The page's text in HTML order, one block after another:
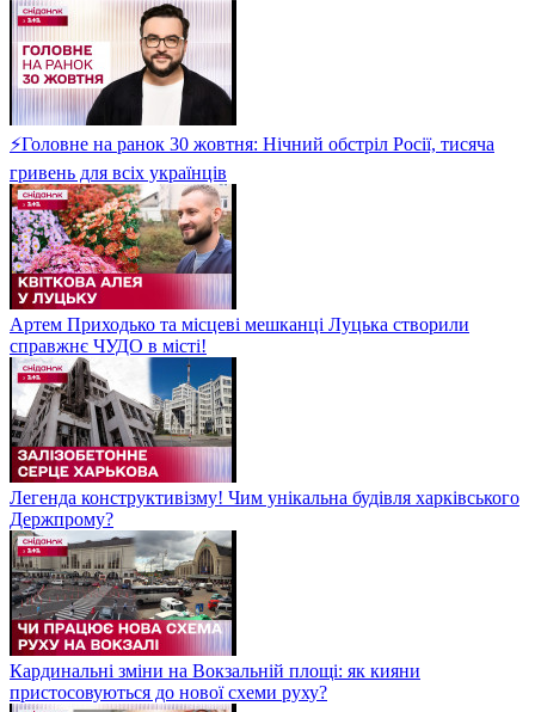
⚡Головне на ранок 30 жовтня: Нічний обстріл Росії, тисяча
гривень для всіх українців
Артем Приходько та місцеві мешканці Луцька створили
справжнє ЧУДО в місті!
Легенда конструктивізму! Чим унікальна будівля харківського
Держпрому?
Кардинальні зміни на Вокзальній площі: як кияни
пристосовуються до нової схеми руху?